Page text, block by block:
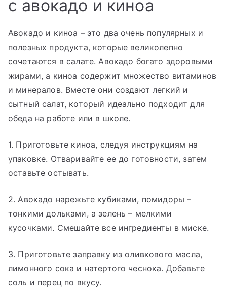
с авокадо и киноа
Авокадо и киноа – это два очень популярных и
полезных продукта, которые великолепно
сочетаются в салате. Авокадо богато здоровыми
жирами, а киноа содержит множество витаминов
и минералов. Вместе они создают легкий и
сытный салат, который идеально подходит для
обеда на работе или в школе.
1. Приготовьте киноа, следуя инструкциям на
упаковке. Отваривайте ее до готовности, затем
оставьте остывать.
2. Авокадо нарежьте кубиками, помидоры –
тонкими дольками, а зелень – мелкими
кусочками. Смешайте все ингредиенты в миске.
3. Приготовьте заправку из оливкового масла,
лимонного сока и натертого чеснока. Добавьте
соль и перец по вкусу.